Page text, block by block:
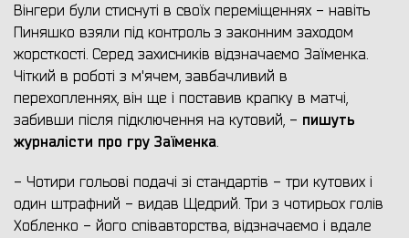
Вінгери були стиснуті в своїх переміщеннях - навіть
Пиняшко взяли під контроль з законним заходом
жорсткості. Серед захисників відзначаємо Заїменка.
Чіткий в роботі з м'ячем, завбачливий в
перехопленнях, він ще і поставив крапку в матчі,
забивши після підключення на кутовий, - пишуть
журналісти про гру Заїменка.
- Чотири гольові подачі зі стандартів - три кутових і
один штрафний - видав Щедрий. Три з чотирьох голів
Хобленко - його співавторства, відзначаємо і вдале